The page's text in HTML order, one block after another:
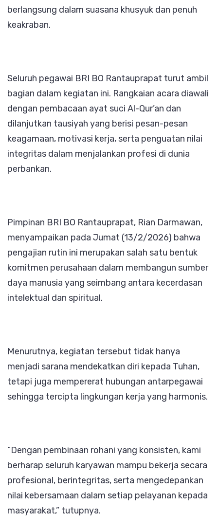
berlangsung dalam suasana khusyuk dan penuh
keakraban.
Seluruh pegawai BRI BO Rantauprapat turut ambil
bagian dalam kegiatan ini. Rangkaian acara diawali
dengan pembacaan ayat suci Al-Qur’an dan
dilanjutkan tausiyah yang berisi pesan-pesan
keagamaan, motivasi kerja, serta penguatan nilai
integritas dalam menjalankan profesi di dunia
perbankan.
Pimpinan BRI BO Rantauprapat, Rian Darmawan,
menyampaikan pada Jumat (13/2/2026) bahwa
pengajian rutin ini merupakan salah satu bentuk
komitmen perusahaan dalam membangun sumber
daya manusia yang seimbang antara kecerdasan
intelektual dan spiritual.
Menurutnya, kegiatan tersebut tidak hanya
menjadi sarana mendekatkan diri kepada Tuhan,
tetapi juga mempererat hubungan antarpegawai
sehingga tercipta lingkungan kerja yang harmonis.
“Dengan pembinaan rohani yang konsisten, kami
berharap seluruh karyawan mampu bekerja secara
profesional, berintegritas, serta mengedepankan
nilai kebersamaan dalam setiap pelayanan kepada
masyarakat,” tutupnya.